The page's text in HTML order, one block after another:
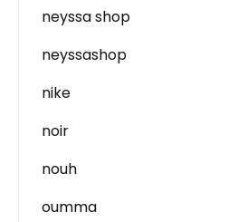
neyssa shop
neyssashop
nike
noir
nouh
oumma